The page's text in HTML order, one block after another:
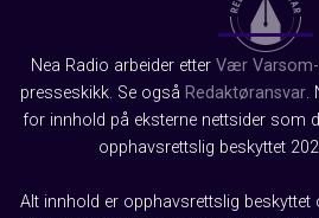
Nea Radio arbeider etter Vær
presseskikk. Se også Redaktøransvar.
for innhold på eksterne nettsider som
opphavsrettslig beskyttet
Alt innhold er opphavsrettslig beskyttet